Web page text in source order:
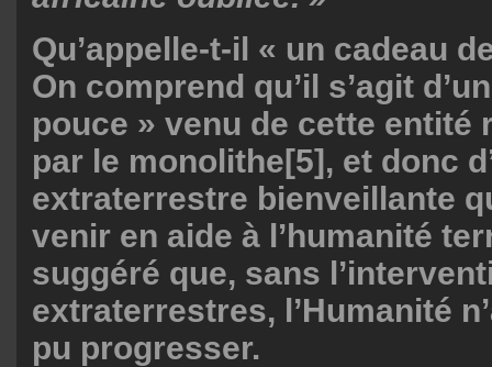
Qu’appelle-t-il « un cadeau
On comprend qu’il s’agit
pouce » venu de cette entité
par le monolithe[5], et donc
extraterrestre bienveillante
venir en aide à l’humanité
suggéré que, sans
extraterrestres, l’Humanité
pu progresser.